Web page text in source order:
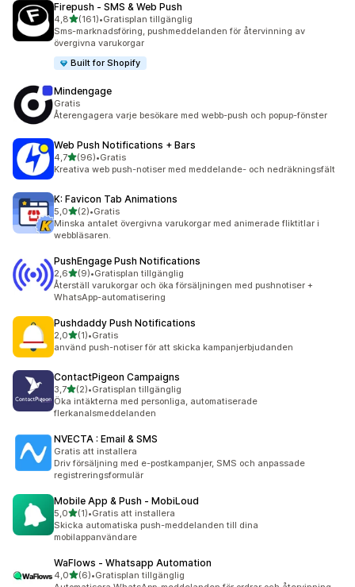
Firepush ‑ SMS & Web Push
4,8av 5 stjärnor
(161)
161 recensioner totalt
•Gratisplan tillgänglig
Sms-marknadsföring, pushmeddelanden för återvinning av
övergivna varukorgar
Built for Shopify
Mindengage
Gratis
Återengagera varje besökare med webb-push och popup-fönster
Web Push Notifications + Bars
4,7av 5 stjärnor
(96)
96 recensioner totalt
•Gratis
Kreativa web push-notiser med meddelande- och nedräkningsfält
K: Favicon Tab Animations
5,0av 5 stjärnor
(2)
2 recensioner totalt
•Gratis
Minska antalet övergivna varukorgar med animerade fliktitlar i
webbläsaren.
PushEngage Push Notifications
2,6av 5 stjärnor
(9)
9 recensioner totalt
•Gratisplan tillgänglig
Återställ varukorgar och öka försäljningen med pushnotiser +
WhatsApp-automatisering
Pushdaddy Push Notifications
2,0av 5 stjärnor
(1)
1 recensioner totalt
•Gratis
använd push-notiser för att skicka kampanjerbjudanden
ContactPigeon Campaigns
3,7av 5 stjärnor
(2)
2 recensioner totalt
•Gratisplan tillgänglig
Öka intäkterna med personliga, automatiserade
flerkanalsmeddelanden
NVECTA : Email & SMS
Gratis att installera
Driv försäljning med e-postkampanjer, SMS och anpassade
registreringsformulär
Mobile App & Push ‑ MobiLoud
5,0av 5 stjärnor
(1)
1 recensioner totalt
•Gratis att installera
Skicka automatiska push-meddelanden till dina
mobilappanvändare
WaFlows ‑ Whatsapp Automation
4,0av 5 stjärnor
(6)
6 recensioner totalt
•Gratisplan tillgänglig